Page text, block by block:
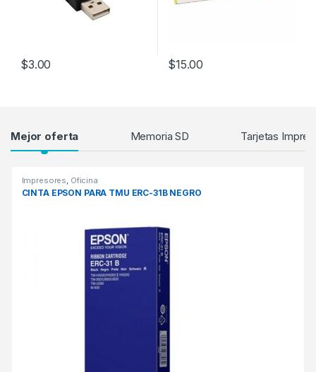
$3.00 $15.00
Products Grid
Mejor oferta Memoria SD Tarjetas
Impresores Oficina
CINTA EPSON PARA TMU ERC-31B NEGRO